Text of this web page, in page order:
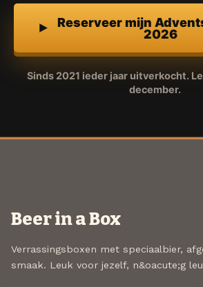
Reserveer mijn
2026
Sinds 2021 ieder jaar uitverkocht.
december.
Beer in a Box
Verrassingsboxen met speciaalbier,
smaak. Leuk voor jezelf, n&oacute;g